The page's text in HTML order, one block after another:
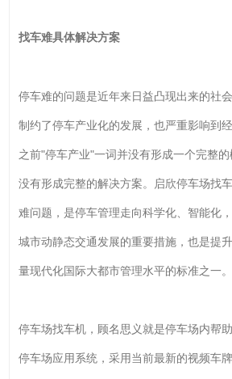
找车难具体解决方案
停车难的问题是近年来日益凸现出来的社
制约了停车产业化的发展，也严重影响到
之前"停车产业"一词并没有形成一个完整
没有形成完整的解决方案。启欣停车场找
难问题，是停车管理走向科学化、智能化
城市动静态交通发展的重要措施，也是提
量现代化国际大都市管理水平的标准之一。
停车场找车机，顾名思义就是停车场内帮
停车场应用系统，采用当前最新的视频车